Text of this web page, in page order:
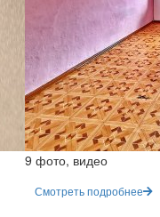
9 фото, видео
Смотреть подробнее